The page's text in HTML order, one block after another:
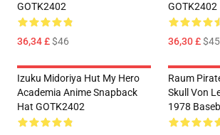
GOTK2402
36,34 £$46
GOTK2402
36,30 £
Izuku Midoriya Hut My Hero
Academia Anime Snapback
Hat GOTK2402
Raum
Skull Von
1978